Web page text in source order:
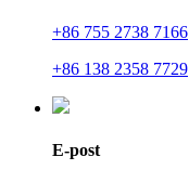
+86 755 2738 7166
+86 138 2358 7729
E-post